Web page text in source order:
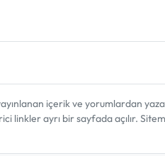
içerik ve yorumlardan
linkler ayrı bir sayfada açılır.